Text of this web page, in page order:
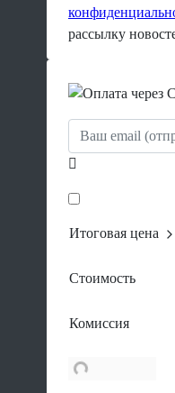
рассылку
Итоговая цена
Стоимость
Комиссия